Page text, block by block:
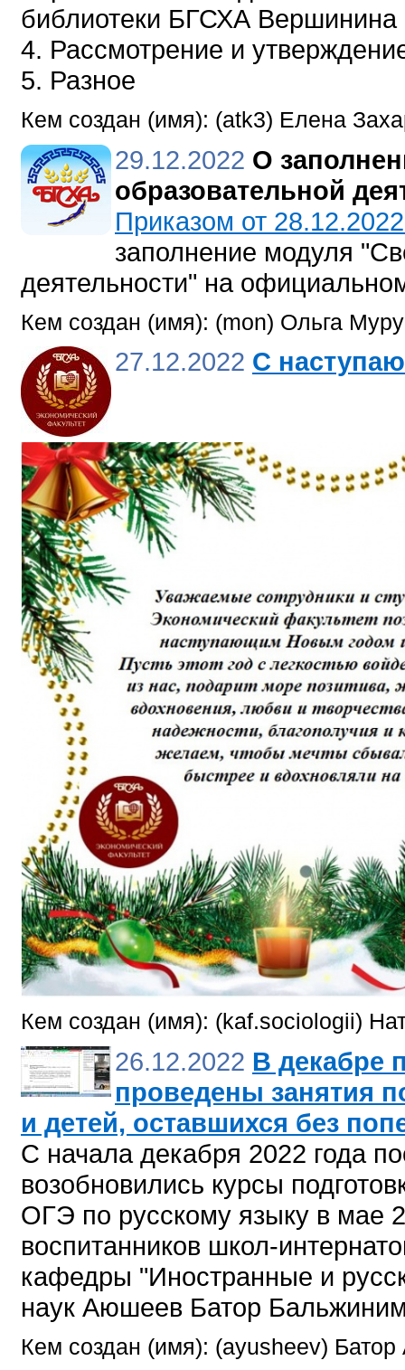
библиотеки БГСХА
4. Рассмотрение и
5. Разное
Кем создан (имя): (atk3) Елена
29.12.2022 О
образовательной
Приказом от
заполнение модуля
деятельности" на
Кем создан (имя): (mon) Ольга
27.12.2022 С
Кем создан (имя): (kaf.sociologii)
26.12.2022 В декабре
проведены занятия
и детей, оставшихся без
С начала декабря 2022 года
возобновились курсы
ОГЭ по русскому языку в мае
воспитанников школ-
кафедры "Иностранные и
наук Аюшеев Батор
Кем создан (имя): (ayusheev)